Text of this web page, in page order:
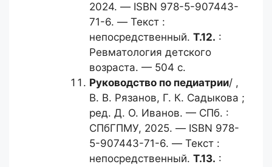
2024. — ISBN 978-5-907443-
71-6. — Текст :
непосредственный. Т.12. :
Ревматология детского
возраста. — 504 с.
Руководство по педиатрии/ ,
В. В. Рязанов, Г. К. Садыкова ;
ред. Д. О. Иванов. — СПб. :
СПбГПМУ, 2025. — ISBN 978-
5-907443-71-6. — Текст :
непосредственный. Т.13. :